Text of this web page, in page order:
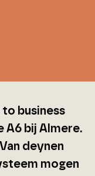
to business
A6 bij Almere.
deynen
mogen